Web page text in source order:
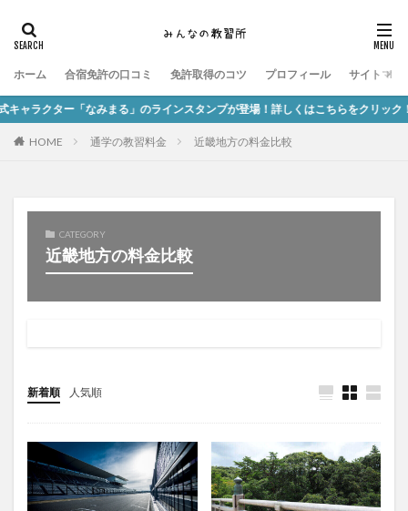
ホーム 合宿免許の口コミ 免許取得のコツ プロフィール サイトマッ
クター「なみまる」のラインスタンプが登場！詳しくはこちらをクリック！
HOME 通学の教習料金 近畿地方の料金比較
CATEGORY
近畿地方の料金比較
新着順 人気順